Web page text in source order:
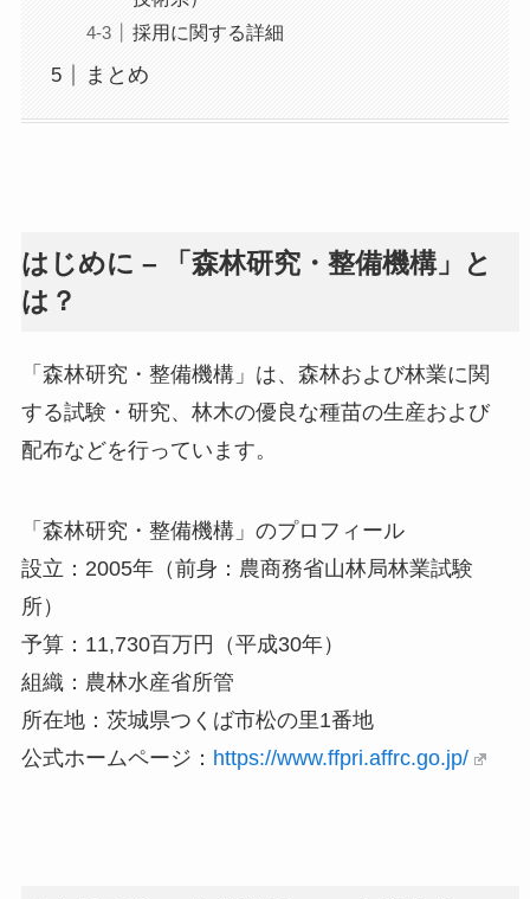
採用に関する詳細
まとめ
はじめに – 「森林研究・整備機構」と
は？
「森林研究・整備機構」は、森林および林業に関
する試験・研究、林木の優良な種苗の生産および
配布などを行っています。
「森林研究・整備機構」のプロフィール
設立：2005年（前身：農商務省山林局林業試験
所）
予算：11,730百万円（平成30年）
組織：農林水産省所管
所在地：茨城県つくば市松の里1番地
公式ホームページ： https://www.ffpri.affrc.go.jp/